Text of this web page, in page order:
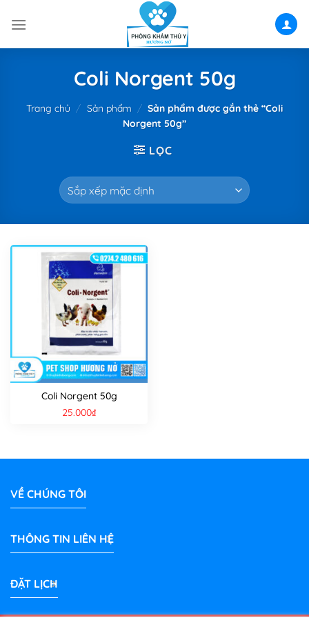
Coli Norgent 50g
Trang chủ / Sản phẩm / Sản phẩm được gắn thẻ “Coli
Norgent 50g”
LỌC
Coli Norgent 50g
25.000₫
VỀ CHÚNG TÔI
THÔNG TIN LIÊN HỆ
ĐẶT LỊCH